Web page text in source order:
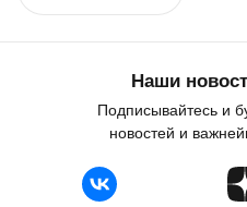
Наши
Подписывайтесь и
новостей и